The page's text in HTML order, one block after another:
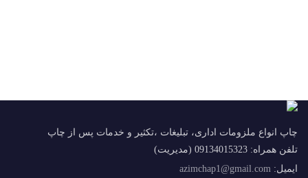
چاپ انواع ملزومات اداری، تبلیغات ،تکثیر و خدمات پس از چاپ
تلفن همراه: 09134015323 (مدیریت)
ایمیل: azimchap1@gmail.com